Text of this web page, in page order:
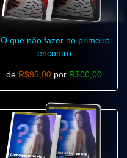
O que não fazer no primeiro
encontro
de R$95,00 por R$00,00